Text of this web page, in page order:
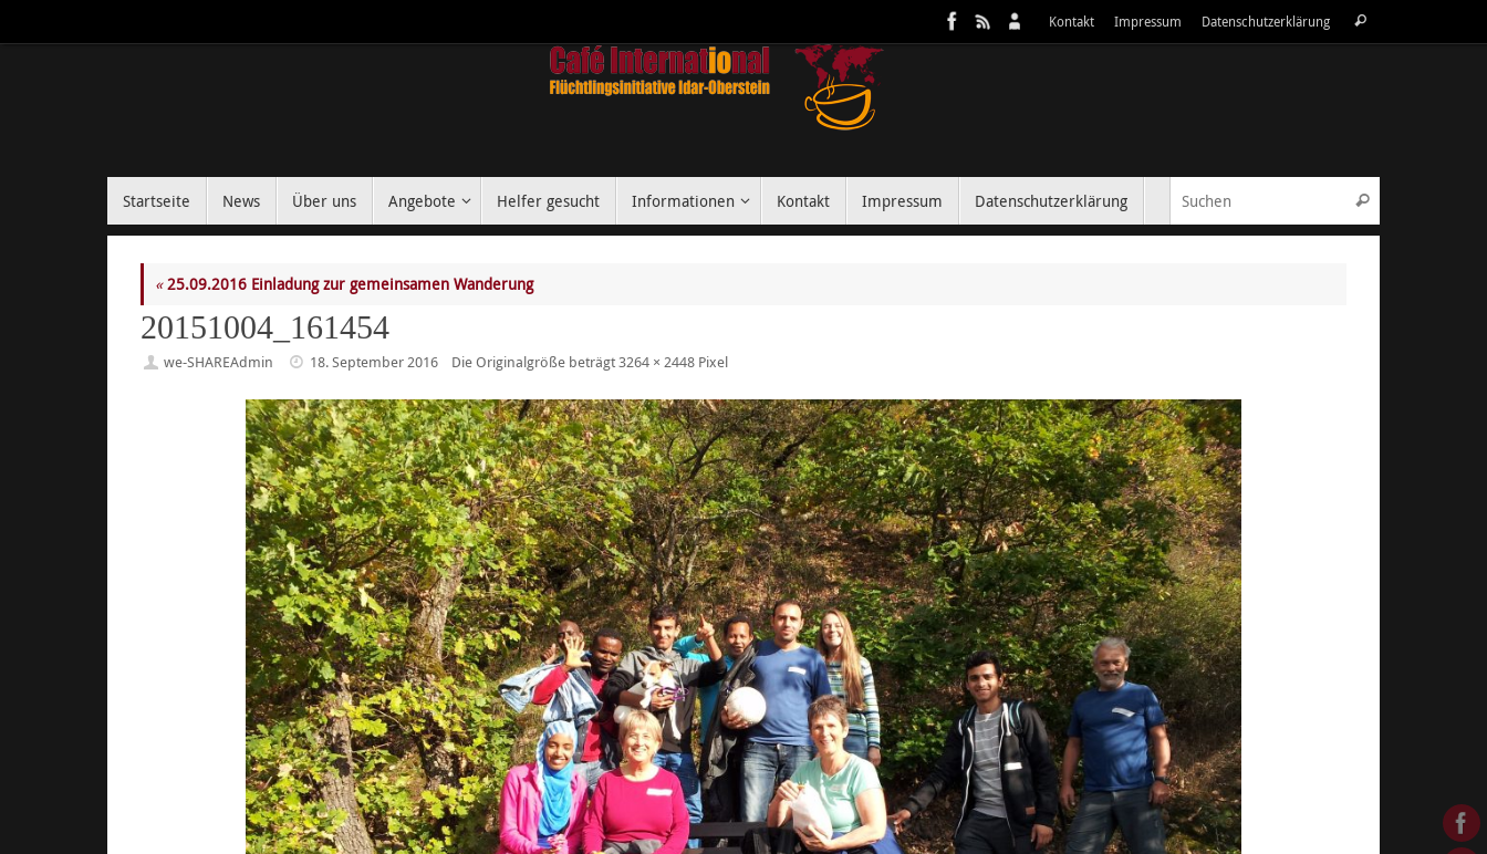
Kontakt Impressum Datenschutzerklärung Suchen
Inhalt
springen
Startseite News Über uns Angebote Helfer gesucht Informationen Kontakt Impressum Datenschutzerklärung Suchen
«25.09.2016 Einladung zur gemeinsamen Wanderung
20151004_161454
we-SHAREAdmin 18. September 2016 Die Originalgröße beträgt3264 × 2448 Pixel